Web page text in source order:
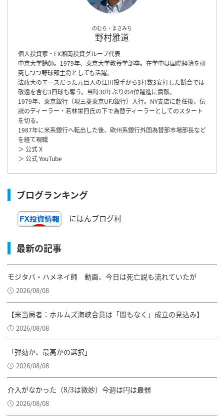
のむら・まさみち
野村雅道
個人投資家・FX湘南投資グループ代表
中京大学講師。1979年、東京大学教養学部卒。在学中は国際経済を研
究しつつ野球部主将としても活躍。
法政大のエースだった元巨人の江川投手から3打数3安打した試合では
敬遠を含む3四球も奪う。当時30年ぶりの4位躍進に貢献。
1979年、東京銀行（現三菱東京UFJ銀行）入行。NY支店に赴任後、伝
説のディーラー・若林栄四氏の下で為替ディーラーとしてのスタート
を切る。
1987年に米系銀行へ転出した後、欧州系銀行外国為替部市場部長など
を経て現職
＞ 公式 X
＞ 公式 YouTube
ブログランキング
にほんブログ村
最新の記事
モジタバ・ハメネイ師 動画、今日は死亡説も流れていたが
2026/08/08
【米当局者：ホルムズ海峡合意は「間もなく」成立の見込み】
2026/08/08
「弾劾か、最高かの選択」
2026/08/08
介入がなかった（8/3は微妙）今週は円は最弱
2026/08/08